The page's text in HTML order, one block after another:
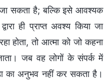
जा सकता है; बल्कि इसे आवश्यक
ही प्राप्त अवश्य किया जा
होता, तो आत्मा को जो कहना
जब वह लोगों के संपर्क में
का अनुभव नहीं कर सकता है।